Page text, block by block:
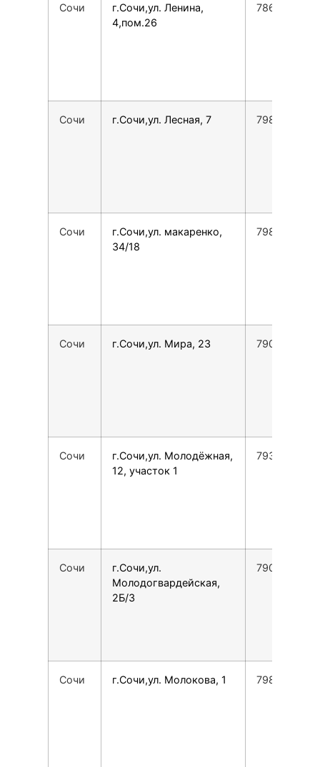
Сочи
г.Сочи,ул. Ленина,
4,пом.26
Сочи г.Сочи,ул. Лесная, 7
Сочи
г.Сочи,ул. макаренко,
34/18
Сочи г.Сочи,ул. Мира, 23
Сочи
г.Сочи,ул. Молодёжная,
12, участок 1
Сочи
г.Сочи,ул.
Молодогвардейская,
2Б/3
Сочи г.Сочи,ул. Молокова, 1